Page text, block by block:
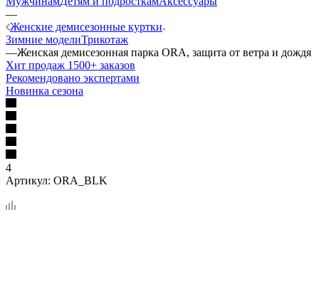
—
Женские демисезонные куртки
Зимние моделиТрикотаж
—Женская демисезонная парка ORA, защита от ветра и дождя
Хит продаж 1500+ заказов
Рекомендовано экспертами
Новинка сезона
4
Артикул: ORA_BLK